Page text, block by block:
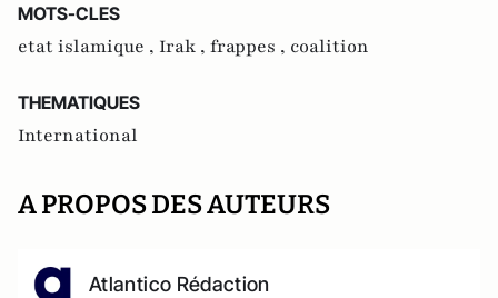
MOTS-CLES
etat islamique , Irak , frappes , coalition
THEMATIQUES
International
A PROPOS DES AUTEURS
Atlantico Rédaction